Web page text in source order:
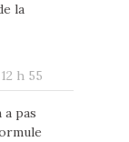
la
h 55
a pas